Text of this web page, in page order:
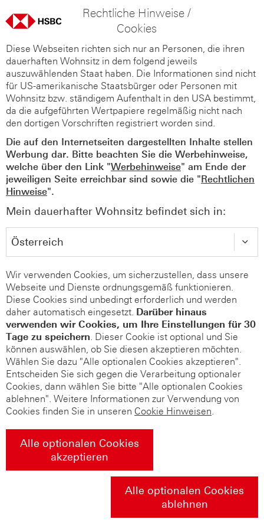
Rechtliche Hinweise /
Cookies
Diese Webseiten richten sich nur an Personen, die ihren
dauerhaften Wohnsitz in dem folgend jeweils
auszuwählenden Staat haben. Die Informationen sind nicht
für US-amerikanische Staatsbürger oder Personen mit
Wohnsitz bzw. ständigem Aufenthalt in den USA bestimmt,
da die aufgeführten Wertpapiere regelmäßig nicht nach
den dortigen Vorschriften registriert worden sind.
Die auf den Internetseiten dargestellten Inhalte stellen
Werbung dar. Bitte beachten Sie die Werbehinweise,
welche über den Link "Werbehinweise" am Ende der
jeweiligen Seite erreichbar sind sowie die "Rechtlichen
Hinweise".
Mein dauerhafter Wohnsitz befindet sich in:
Wir verwenden Cookies, um sicherzustellen, dass unsere
Webseite und Dienste ordnungsgemäß funktionieren.
Diese Cookies sind unbedingt erforderlich und werden
daher automatisch eingesetzt. Darüber hinaus
verwenden wir Cookies, um Ihre Einstellungen für 30
Tage zu speichern. Dieser Cookie ist optional und Sie
können auswählen, ob Sie diesen akzeptieren möchten.
Wählen Sie dazu "Alle optionalen Cookies akzeptieren".
Entscheiden Sie sich gegen die Verarbeitung optionaler
Cookies, dann wählen Sie bitte "Alle optionalen Cookies
ablehnen". Weitere Informationen zur Verwendung von
Cookies finden Sie in unseren Cookie Hinweisen.
Alle optionalen Cookies
akzeptieren
Alle optionalen Cookies
ablehnen